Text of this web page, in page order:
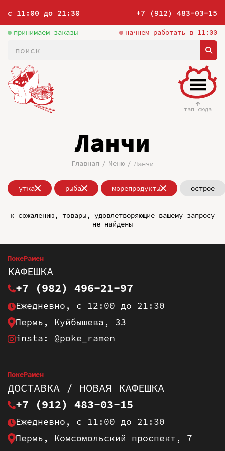
с 11:00 до 21:30 +7 (912) 483-03-15
принимаем заказы начнём работать в 11:00
тап сюда
Ланчи
Главная Меню Ланчи
утка рыба морепродукты острое
к сожалению, товары, удовлетворяющие вашему запросу
не найдены
ПокеРамен
КАФЕШКА
+7 (982) 496-21-97
Ежедневно, с 12:00 до 21:30
Пермь, Куйбышева, 33
insta: @poke_ramen
ПокеРамен
ДОСТАВКА / НОВАЯ КАФЕШКА
+7 (912) 483-03-15
Ежедневно, с 11:00 до 21:30
Пермь, Комсомольский проспект, 7